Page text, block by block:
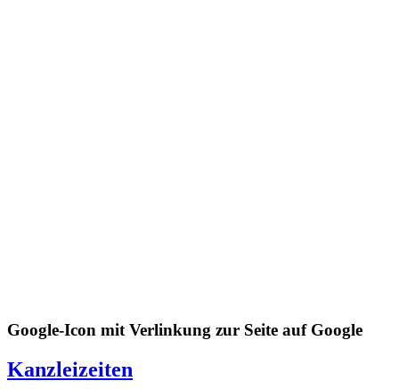
Google-Icon mit Verlinkung zur Seite auf Google
Kanzleizeiten